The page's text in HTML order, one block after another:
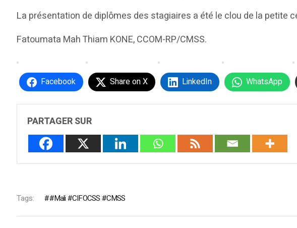
La présentation de diplômes des stagiaires a été le clou de la petite
Fatoumata Mah Thiam KONE, CCOM-RP/CMSS.
Facebook Share on X LinkedIn WhatsApp
PARTAGER SUR
Tags: #Mali #CIFOCSS #CMSS